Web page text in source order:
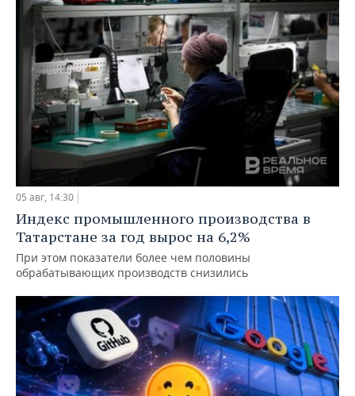
05 авг, 14:30
Индекс промышленного производства в
Татарстане за год вырос на 6,2%
При этом показатели более чем половины
обрабатывающих производств снизились